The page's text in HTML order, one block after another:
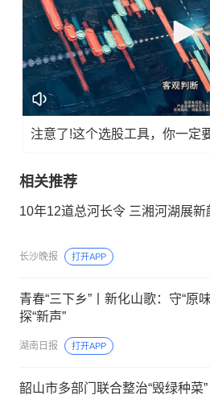
相关推荐
10年12道总河长令 三湘河湖展新
长沙晚报 打开APP
青春“三下乡”丨新化山歌：守“原味
探“新声”
湖南日报 打开APP
韶山市多部门联合整治“毁绿种菜